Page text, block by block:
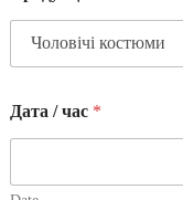
Дата / час *